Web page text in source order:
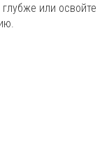
или освойте